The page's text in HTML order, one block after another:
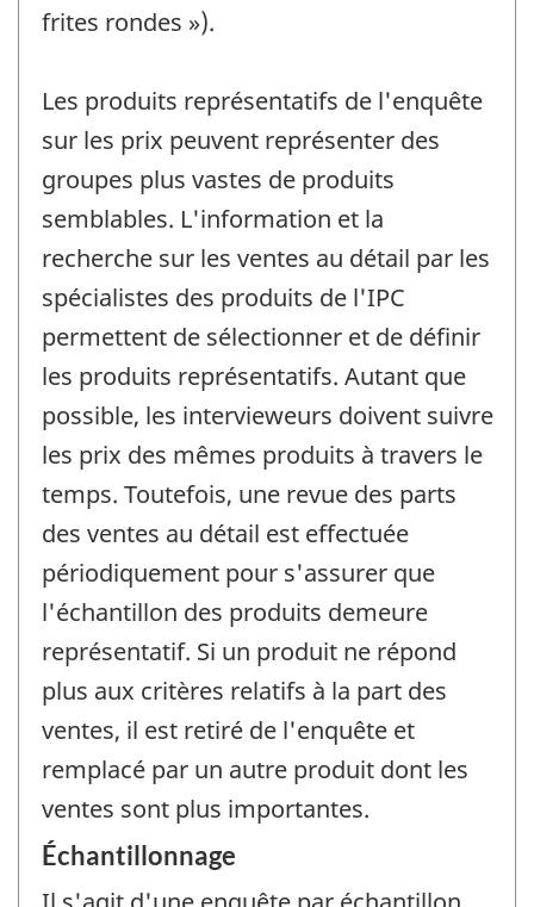
frites rondes »).
Les produits représentatifs de l'enquête
sur les prix peuvent représenter des
groupes plus vastes de produits
semblables. L'information et la
recherche sur les ventes au détail par les
spécialistes des produits de l'IPC
permettent de sélectionner et de définir
les produits représentatifs. Autant que
possible, les intervieweurs doivent suivre
les prix des mêmes produits à travers le
temps. Toutefois, une revue des parts
des ventes au détail est effectuée
périodiquement pour s'assurer que
l'échantillon des produits demeure
représentatif. Si un produit ne répond
plus aux critères relatifs à la part des
ventes, il est retiré de l'enquête et
remplacé par un autre produit dont les
ventes sont plus importantes.
Échantillonnage